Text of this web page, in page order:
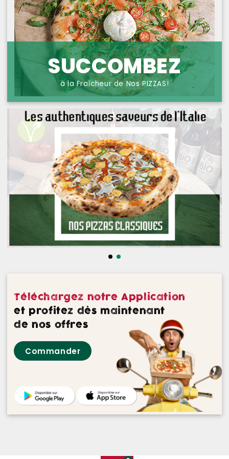
NOS PIZZAS FROMAGES
NOS SAVEURS D AILLEURS
OFFRE PRIMA
OFFRE MEZZO
MENUS BAMBINO
NOS PATES GRATINEES
NOS BURRITOS GRATINES
NOS PANINIS
NOS SALADES
NOS DESSERTS
NOS VINS ROUGES
NOS VINS ROSES
NOS VINS BLANCS
PROTECTION DES
DONNÉES
SUCCOMBEZ
à la Fraîcheur de Nos PIZZAS!
Téléchargez notre Application
et profitez dès maintenant
de nos offres
Commander